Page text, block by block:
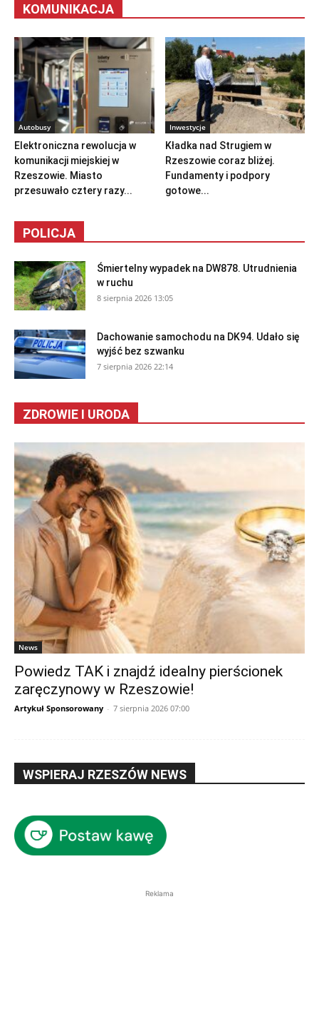
KOMUNIKACJA
Autobusy
Elektroniczna rewolucja w
komunikacji miejskiej w
Rzeszowie. Miasto
przesuwało cztery razy...
Inwestycje
Kładka nad Strugiem w
Rzeszowie coraz bliżej.
Fundamenty i podpory
gotowe...
POLICJA
Śmiertelny wypadek na DW878. Utrudnienia
w ruchu
8 sierpnia 2026 13:05
Dachowanie samochodu na DK94. Udało się
wyjść bez szwanku
7 sierpnia 2026 22:14
ZDROWIE I URODA
News
Powiedz TAK i znajdź idealny pierścionek
zaręczynowy w Rzeszowie!
Artykuł Sponsorowany - 7 sierpnia 2026 07:00
WSPIERAJ RZESZÓW NEWS
Reklama